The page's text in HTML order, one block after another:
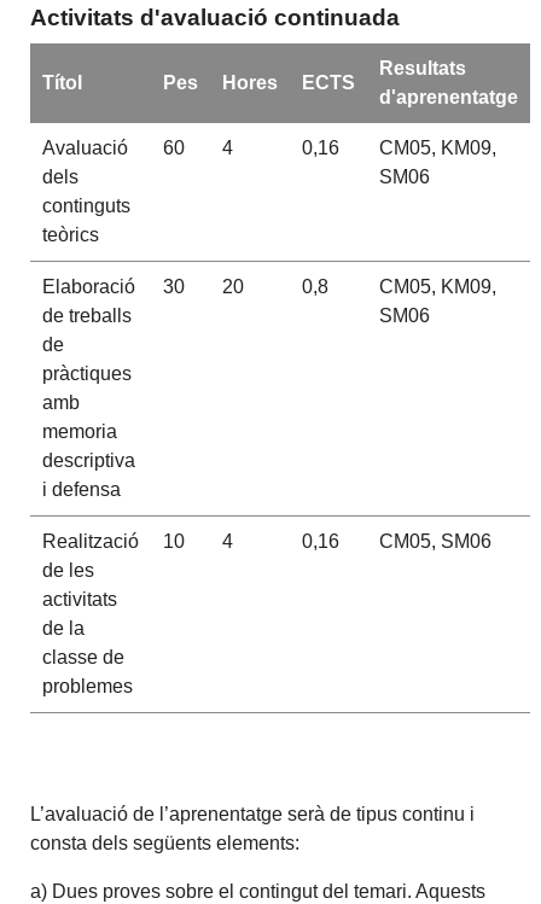
Activitats d'avaluació continuada
Títol Pes Hores ECTS
Resultats
d'aprenentatge
Avaluació
dels
continguts
teòrics
60 4 0,16
CM05, KM09,
SM06
Elaboració
de treballs
de
pràctiques
amb
memoria
descriptiva
i defensa
30 20 0,8
CM05, KM09,
SM06
Realització
de les
activitats
de la
classe de
problemes
10 4 0,16 CM05, SM06
L’avaluació de l’aprenentatge serà de tipus continu i
consta dels següents elements:
a) Dues proves sobre el contingut del temari. Aquests